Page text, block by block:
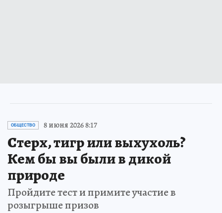
ОБЩЕСТВО 8 июня 2026 8:17
Стерх, тигр или выхухоль?
Кем бы вы были в дикой
природе
Пройдите тест и примите участие в
розыгрыше призов